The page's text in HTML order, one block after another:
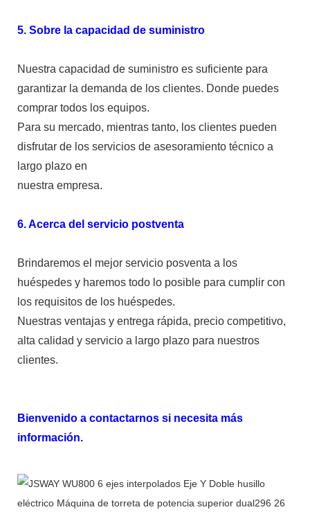
5. Sobre la capacidad de suministro
Nuestra capacidad de suministro es suficiente para
garantizar la demanda de los clientes. Donde puedes
comprar todos los equipos.
Para su mercado, mientras tanto, los clientes pueden
disfrutar de los servicios de asesoramiento técnico a
largo plazo en
nuestra empresa.
6. Acerca del servicio postventa
Brindaremos el mejor servicio posventa a los
huéspedes y haremos todo lo posible para cumplir con
los requisitos de los huéspedes.
Nuestras ventajas y entrega rápida, precio competitivo,
alta calidad y servicio a largo plazo para nuestros
clientes.
Bienvenido a contactarnos si necesita más
información.